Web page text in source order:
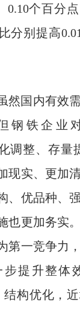
0.10个百分
分别提高
然国内有效
钢铁企业
调整、存量
现实、更加
、优品种、
也更加务实
第一竞争力
提升整体
结构优化，